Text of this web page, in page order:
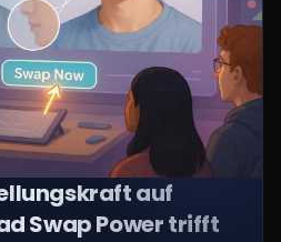
auf
Swap Power trifft